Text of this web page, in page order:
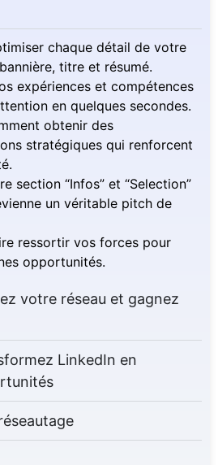
chaque détail de votre
titre et résumé.
expériences et compétences
en quelques secondes.
obtenir des
stratégiques qui renforcent
section “Infos” et “Selection”
un véritable pitch de
ressortir vos forces pour
opportunités.
votre réseau et gagnez
LinkedIn en